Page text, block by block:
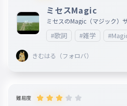
ミセスMagic
ミセスのMagic（マジック）
たのでいいねお願いします
#歌詞 #雑学
きむはる（フォロバ）
難易度